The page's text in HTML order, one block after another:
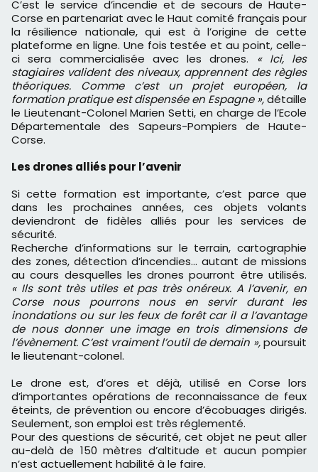
C’est le service d’incendie et de secours de Haute-
Corse en partenariat avec le Haut comité français pour
la résilience nationale, qui est à l’origine de cette
plateforme en ligne. Une fois testée et au point, celle-
ci sera commercialisée avec les drones.
« Ici, les
stagiaires valident des niveaux, apprennent des règles
théoriques. Comme c’est un projet européen, la
formation pratique est dispensée en Espagne »,détaille
le Lieutenant-Colonel Marien Setti, en charge de l’Ecole
Départementale des Sapeurs-Pompiers de Haute-
Corse.
Les drones alliés pour l’avenir
Si cette formation est importante, c’est parce que
dans les prochaines années, ces objets volants
deviendront de fidèles alliés pour les services de
sécurité.
Recherche d’informations sur le terrain, cartographie
des zones, détection d’incendies… autant de missions
au cours desquelles les drones pourront être utilisés.
« Ils sont très utiles et pas très onéreux. A l’avenir, en
Corse nous pourrons nous en servir durant les
inondations ou sur les feux de forêt car il a l’avantage
de nous donner une image en trois dimensions de
l’évènement. C’est vraiment l’outil de demain »,poursuit
le lieutenant-colonel.
Le drone est, d’ores et déjà, utilisé en Corse lors
d’importantes opérations de reconnaissance de feux
éteints, de prévention ou encore d’écobuages dirigés.
Seulement, son emploi est très réglementé.
Pour des questions de sécurité, cet objet ne peut aller
au-delà de 150 mètres d’altitude et aucun pompier
n’est actuellement habilité à le faire.